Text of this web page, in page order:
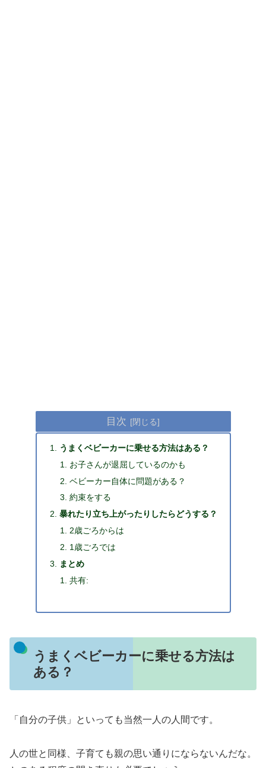
目次
うまくベビーカーに乗せる方法はある？
お子さんが退屈しているのかも
ベビーカー自体に問題がある？
約束をする
暴れたり立ち上がったりしたらどうする？
2歳ごろからは
1歳ごろでは
まとめ
共有:
うまくベビーカーに乗せる方法は
ある？
「自分の子供」といっても当然一人の人間です。
人の世と同様、子育ても親の思い通りにならないんだな。